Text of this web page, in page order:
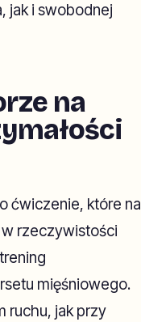
jak i swobodnej
na
ćwiczenie, które na
rzeczywistości
mięśniowego.
ruchu, jak przy